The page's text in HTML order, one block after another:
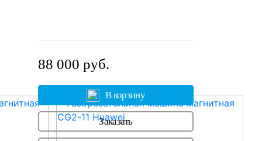
88 000 руб.
В корзину
Заказать